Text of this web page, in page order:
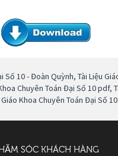
Số 10 - Đoàn Quỳnh, Tài Liệu
Chuyên Toán Đại Số 10 pdf,
Khoa Chuyên Toán Đại Số 10
SÓC KHÁCH HÀNG